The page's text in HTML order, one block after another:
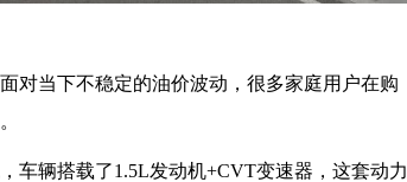
对当下不稳定的油价波动，很多家庭用户在购
车辆搭载了1.5L发动机+CVT变速器，这套动力